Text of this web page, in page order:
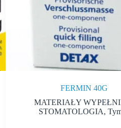
FERMIN 40G
MATERIAŁY
STOMATOLOGIA,